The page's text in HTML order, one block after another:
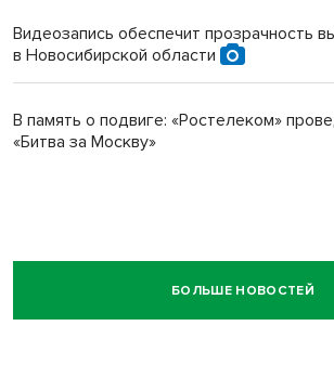
Видеозапись обеспечит прозрачность
в Новосибирской области
В память о подвиге: «Ростелеком»
«Битва за Москву»
БОЛЬШЕ НОВОСТЕЙ